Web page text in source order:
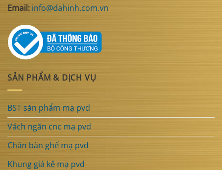
Email: info@dahinh.com.vn
SẢN PHẨM & DỊCH VỤ
BST sản phẩm mạ pvd
Vách ngăn cnc mạ pvd
Chân bàn ghế mạ pvd
Khung giá kệ mạ pvd